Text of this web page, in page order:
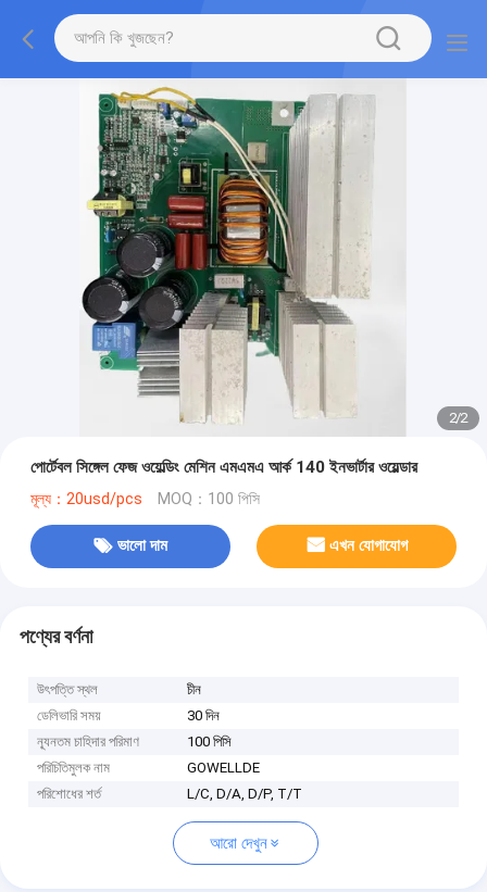
2/2
পোর্টেবল সিঙ্গেল ফেজ ওয়েল্ডিং মেশিন এমএমএ আর্ক 140 ইনভার্টার ওয়েল্ডার
মূল্য：20usd/pcs MOQ：100 পিসি
ভালো দাম এখন যোগাযোগ
পণ্যের বর্ণনা
উৎপত্তি স্থল
চীন
ডেলিভারি সময়
30 দিন
ন্যূনতম চাহিদার পরিমাণ
100 পিসি
পরিচিতিমুলক নাম
GOWELLDE
পরিশোধের শর্ত
L/C, D/A, D/P, T/T
আরো দেখুন